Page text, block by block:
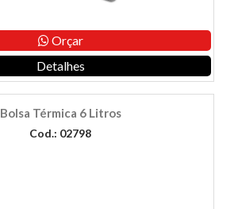
Orçar
Detalhes
Bolsa Térmica 6 Litros
Cod.: 02798